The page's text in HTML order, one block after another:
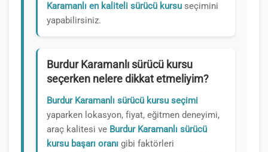
Karamanlı en kaliteli sürücü kursu seçimini
yapabilirsiniz.
Burdur Karamanlı sürücü kursu
seçerken nelere dikkat etmeliyim?
Burdur Karamanlı sürücü kursu seçimi
yaparken lokasyon, fiyat, eğitmen deneyimi,
araç kalitesi ve Burdur Karamanlı sürücü
kursu başarı oranı gibi faktörleri